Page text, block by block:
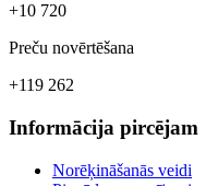
+10 720
Preču novērtēšana
+119 262
Informācija pircējam
Norēķināšanās veidi